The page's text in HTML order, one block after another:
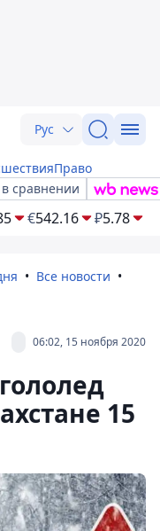
Рус
Право
сравнении
€542.16 ₽5.78
Все новости
06:02, 15 ноября 2020
15